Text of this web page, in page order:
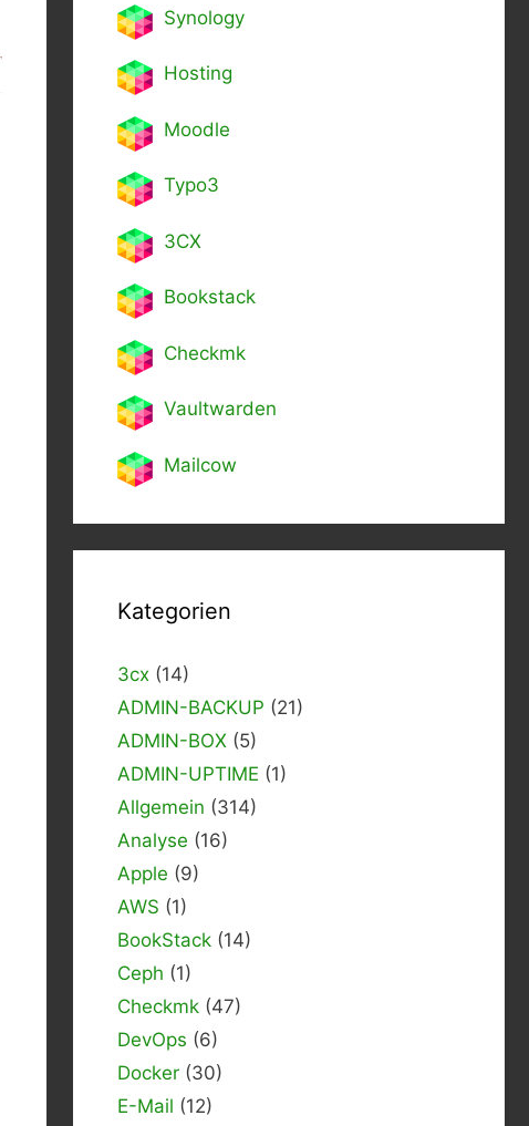
Synology
Hosting
Moodle
Typo3
3CX
Bookstack
Checkmk
Vaultwarden
Mailcow
Kategorien
3cx (14)
ADMIN-BACKUP (21)
ADMIN-BOX (5)
ADMIN-UPTIME (1)
Allgemein (314)
Analyse (16)
Apple (9)
AWS (1)
BookStack (14)
Ceph (1)
Checkmk (47)
DevOps (6)
Docker (30)
E-Mail (12)